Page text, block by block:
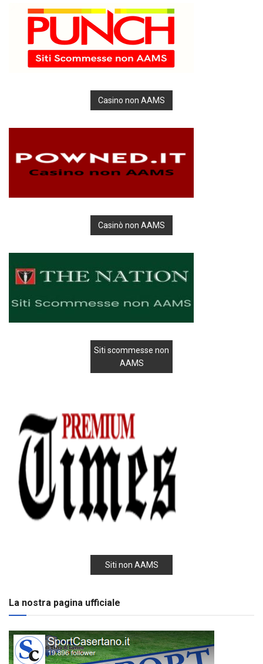
Casino non AAMS
Casinò non AAMS
Siti scommesse non
AAMS
Siti non AAMS
La nostra pagina ufficiale